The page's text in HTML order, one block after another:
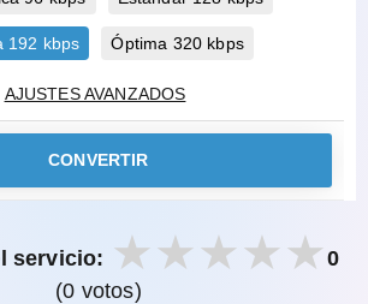
192 kbps Óptima 320 kbps
AJUSTES AVANZADOS
CONVERTIR
servicio:
0
(0 votos)